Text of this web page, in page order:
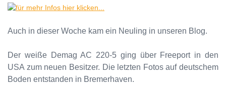
Auch in dieser Woche kam ein Neuling in unseren Blog.
Der weiße Demag AC 220-5 ging über Freeport in den
USA zum neuen Besitzer. Die letzten Fotos auf deutschem
Boden entstanden in Bremerhaven.